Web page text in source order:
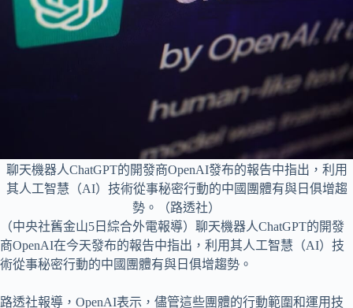
聊天機器人ChatGPT的開發商OpenAI發布的報告中指出，利用
其人工智慧（AI）技術從事秘密行動的中國團體有與日俱增趨
勢。（路透社）
（中央社舊金山5日綜合外電報導）聊天機器人ChatGPT的開發
商OpenAI在今天發布的報告中指出，利用其人工智慧（AI）技
術從事秘密行動的中國團體有與日俱增趨勢。
路透社報導，OpenAI表示，儘管這些團體的行動範圍和運用技